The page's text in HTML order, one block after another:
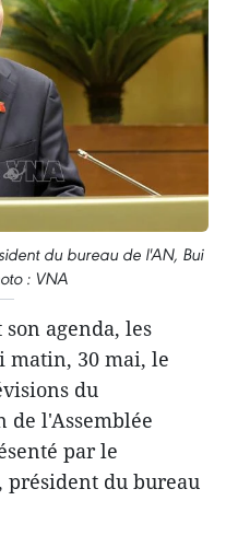
du bureau de l'AN, Bui
: VNA
agenda, les
matin, 30 mai, le
du
de l'Assemblée
par le
président du bureau